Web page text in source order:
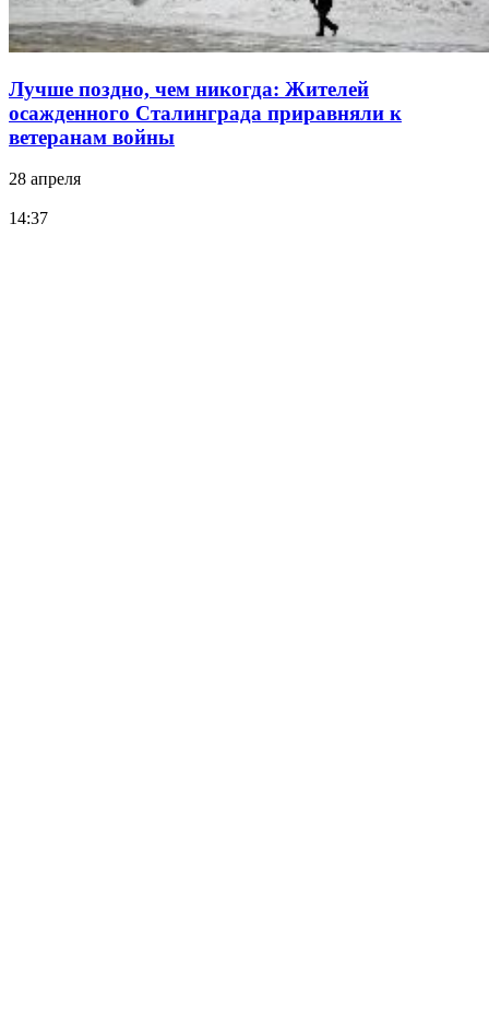
Лучше поздно, чем никогда: Жителей
осажденного Сталинграда приравняли к
ветеранам войны
28 апреля
14:37